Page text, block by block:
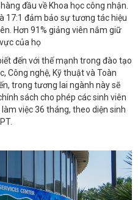
đầu về Khoa học công nhận.
17:1 đảm bảo sự tương tác hiệu
Hơn 91% giảng viên nắm giữ
của họ
đến với thế mạnh trong đào tạo
Công nghệ, Kỹ thuật và Toàn
trong tương lai ngành này sẽ
sách cho phép các sinh viên
việc 36 tháng, theo diện sinh